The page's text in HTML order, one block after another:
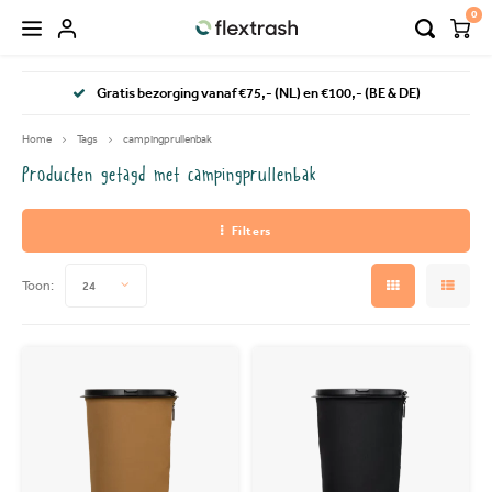
Hoofdmenu / flextrash prullenbakken
FLEXTRASH SMALL
FLEXTRASH LARGE
Hoofdmenu / camping prullenbak
0
Gratis bezorging vanaf €75,- (NL) en €100,- (BE & DE)
Home Tags campingprullenbak
Producten getagd met campingprullenbak
Filters
Toon: 24